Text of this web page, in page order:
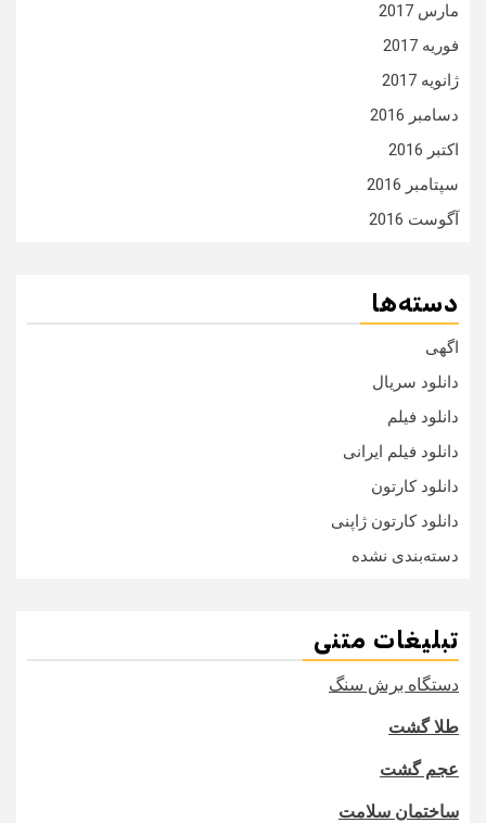
مارس 2017
فوریه 2017
ژانویه 2017
دسامبر 2016
اکتبر 2016
سپتامبر 2016
آگوست 2016
دسته‌ها
اگهی
دانلود سریال
دانلود فیلم
دانلود فیلم ایرانی
دانلود کارتون
دانلود کارتون ژاپنی
دسته‌بندی نشده
تبلیغات متنی
دستگاه برش سنگ
طلا گشت
عجم گشت
ساختمان سلامت